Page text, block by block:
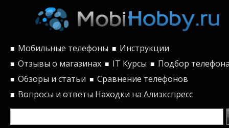
■ Мобильные телефоны ■ Инструкции
■ Отзывы о магазинах ■ IT Курсы ■ Подбор
■ Обзоры и статьи ■ Сравнение телефонов
■ Вопросы и ответы Находки на Алиэкспресс